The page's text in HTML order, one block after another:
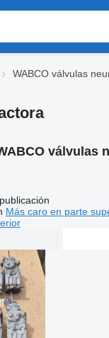
WABCO válvulas
válvulas
Más caro en parte